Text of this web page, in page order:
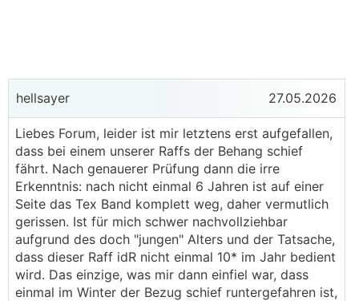
hellsayer 27.05.2026
Liebes Forum, leider ist mir letztens erst aufgefallen,
dass bei einem unserer Raffs der Behang schief
fährt. Nach genauerer Prüfung dann die irre
Erkenntnis: nach nicht einmal 6 Jahren ist auf einer
Seite das Tex Band komplett weg, daher vermutlich
gerissen. Ist für mich schwer nachvollziehbar
aufgrund des doch "jungen" Alters und der Tatsache,
dass dieser Raff idR nicht einmal 10* im Jahr bedient
wird. Das einzige, was mir dann einfiel war, dass
einmal im Winter der Bezug schief runtergefahren ist,